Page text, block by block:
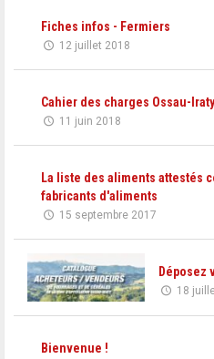
Fiches infos - Fermiers
12 juillet 2018
Cahier des charges Ossau-Iraty
11 juin 2018
La liste des aliments attestés
fabricants d'aliments
15 septembre 2017
Déposez
18
Bienvenue !